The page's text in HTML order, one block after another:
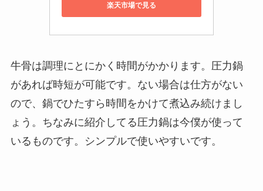
楽天市場で見る
牛骨は調理にとにかく時間がかかります。圧力鍋
があれば時短が可能です。ない場合は仕方がない
ので、鍋でひたすら時間をかけて煮込み続けまし
ょう。ちなみに紹介してる圧力鍋は今僕が使って
いるものです。シンプルで使いやすいです。